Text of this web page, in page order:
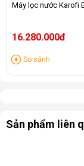
Máy lọc nước Karofi
16.280.000đ
So sánh
Sản phẩm liên